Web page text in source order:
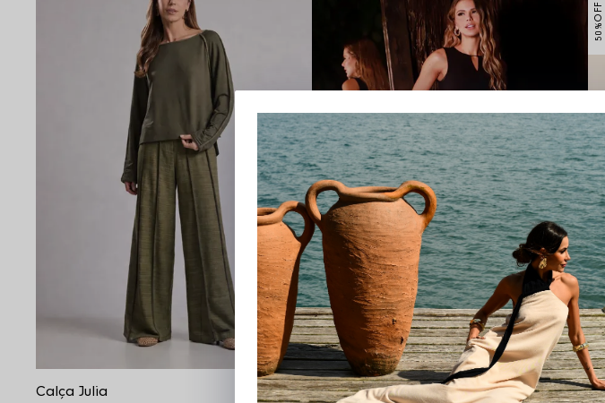
Calça Julia
Pantalona Pipa
50%
OFF